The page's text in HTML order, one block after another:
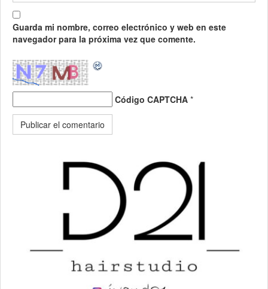
Guarda mi nombre, correo electrónico y web en este
navegador para la próxima vez que comente.
Código CAPTCHA *